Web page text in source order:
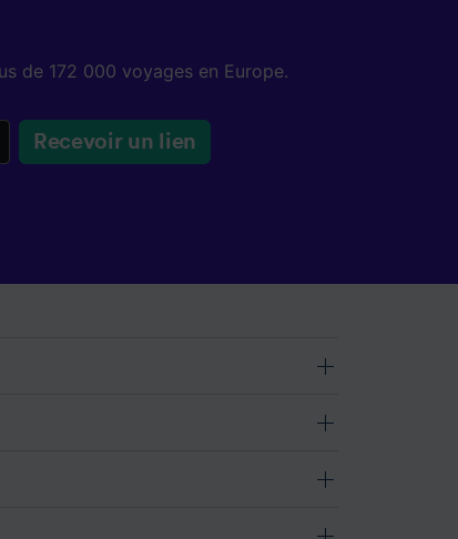
de 172 000 voyages en Europe.
Recevoir un lien